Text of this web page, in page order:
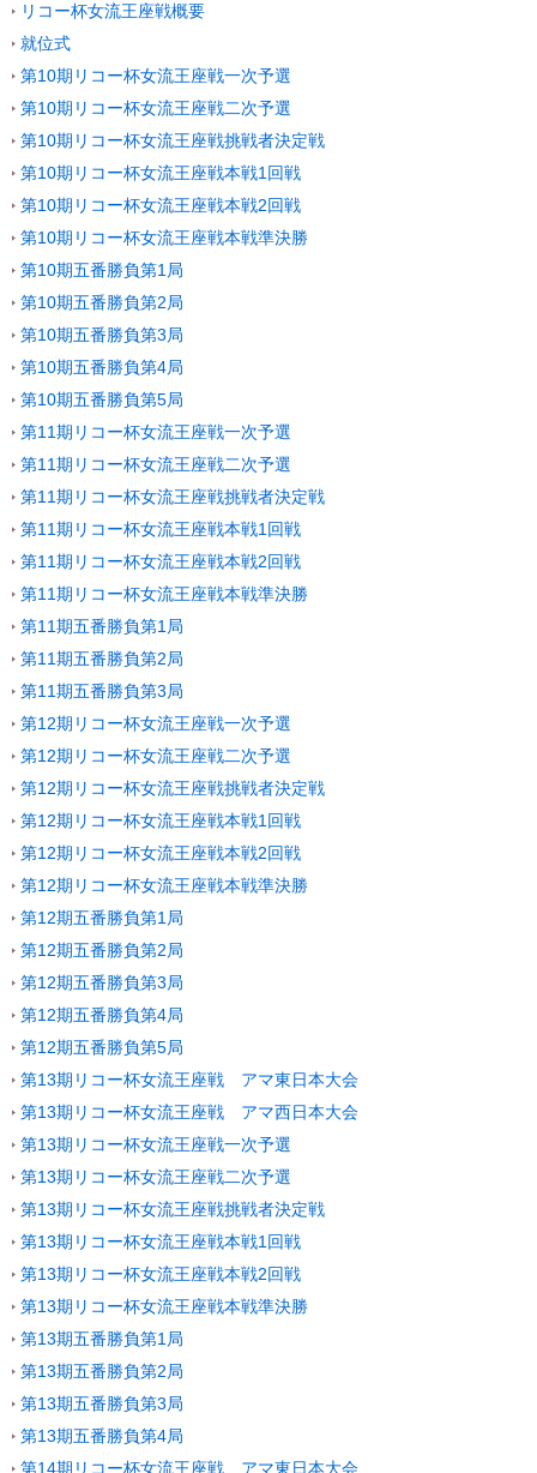
リコー杯女流王座戦概要
就位式
第10期リコー杯女流王座戦一次予選
第10期リコー杯女流王座戦二次予選
第10期リコー杯女流王座戦挑戦者決定戦
第10期リコー杯女流王座戦本戦1回戦
第10期リコー杯女流王座戦本戦2回戦
第10期リコー杯女流王座戦本戦準決勝
第10期五番勝負第1局
第10期五番勝負第2局
第10期五番勝負第3局
第10期五番勝負第4局
第10期五番勝負第5局
第11期リコー杯女流王座戦一次予選
第11期リコー杯女流王座戦二次予選
第11期リコー杯女流王座戦挑戦者決定戦
第11期リコー杯女流王座戦本戦1回戦
第11期リコー杯女流王座戦本戦2回戦
第11期リコー杯女流王座戦本戦準決勝
第11期五番勝負第1局
第11期五番勝負第2局
第11期五番勝負第3局
第12期リコー杯女流王座戦一次予選
第12期リコー杯女流王座戦二次予選
第12期リコー杯女流王座戦挑戦者決定戦
第12期リコー杯女流王座戦本戦1回戦
第12期リコー杯女流王座戦本戦2回戦
第12期リコー杯女流王座戦本戦準決勝
第12期五番勝負第1局
第12期五番勝負第2局
第12期五番勝負第3局
第12期五番勝負第4局
第12期五番勝負第5局
第13期リコー杯女流王座戦 アマ東日本大会
第13期リコー杯女流王座戦 アマ西日本大会
第13期リコー杯女流王座戦一次予選
第13期リコー杯女流王座戦二次予選
第13期リコー杯女流王座戦挑戦者決定戦
第13期リコー杯女流王座戦本戦1回戦
第13期リコー杯女流王座戦本戦2回戦
第13期リコー杯女流王座戦本戦準決勝
第13期五番勝負第1局
第13期五番勝負第2局
第13期五番勝負第3局
第13期五番勝負第4局
第14期リコー杯女流王座戦 アマ東日本大会